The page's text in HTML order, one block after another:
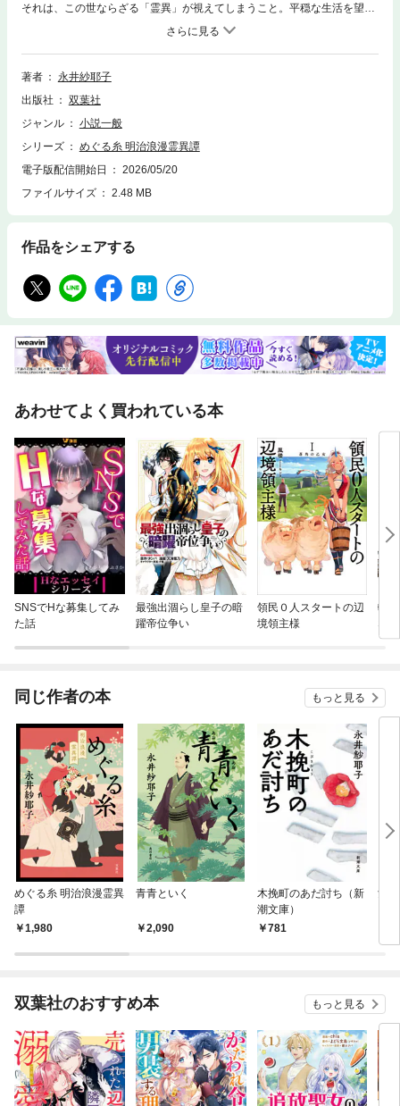
それは、この世ならざる「霊異」が視えてしまうこと。平穏な生活を望む
啓吾だったが、心霊研究者を名乗る子爵家の若様・連翹寺正周にその体質
を知られてしまう。正周の「目」として、帝都で起きる不可解な事件に半
ば強引に巻き込まれていく啓吾。現世に未練を残す魂が、彼らに託す「最
期の願い」とは――。霊が視える帝大生と、視えない心霊研究者。人情と
著者
永井紗耶子
出版社
双葉社
ジャンル
小説一般
シリーズ
めぐる糸 明治浪漫霊異譚
電子版配信開始日
2026/05/20
ファイルサイズ
2.48 MB
作品をシェアする
あわせてよく買われている本
SNSでHな募集してみ
た話
最強出涸らし皇子の暗
躍帝位争い
領民０人スタートの辺
境領主様
転
な
ラ
同じ作者の本 もっと見る
めぐる糸 明治浪漫霊異
譚
1,980
青青といく
2,090
木挽町のあだ討ち（新
潮文庫）
781
女
双葉社のおすすめ本 もっと見る